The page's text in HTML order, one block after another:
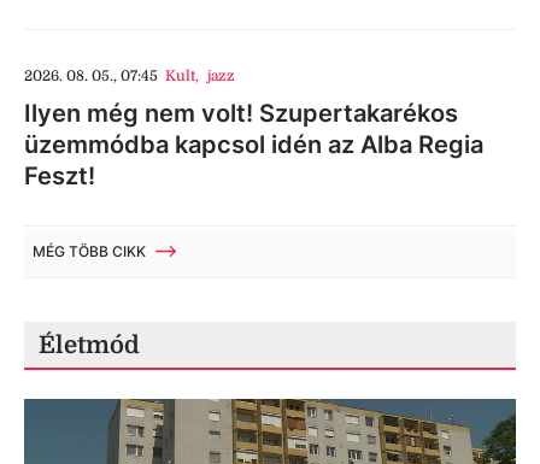
2026. 08. 05., 07:45 Kult, jazz
Ilyen még nem volt! Szupertakarékos
üzemmódba kapcsol idén az Alba Regia
Feszt!
MÉG TÖBB CIKK
Életmód